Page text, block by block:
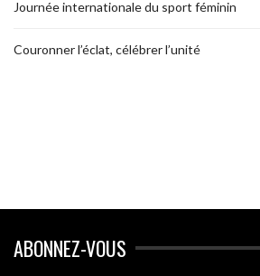
Journée internationale du sport féminin
Couronner l’éclat, célébrer l’unité
ABONNEZ-VOUS